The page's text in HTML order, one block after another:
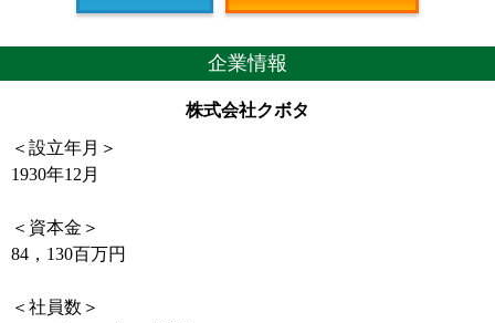
企業情報
株式会社クボタ
＜設立年月＞
1930年12月
＜資本金＞
84，130百万円
＜社員数＞